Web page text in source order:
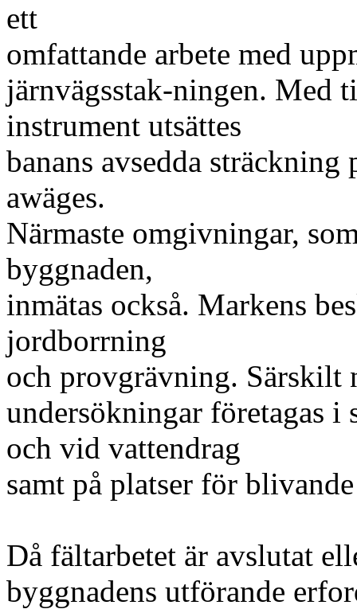
ett
omfattande arbete med
järnvägsstak-ningen. Med
instrument utsättes
banans avsedda sträckning
awäges.
Närmaste omgivningar,
byggnaden,
inmätas också. Markens
jordborrning
och provgrävning. Särskilt
undersökningar företagas i
och vid vattendrag
samt på platser för
Då fältarbetet är avslutat
byggnadens utförande